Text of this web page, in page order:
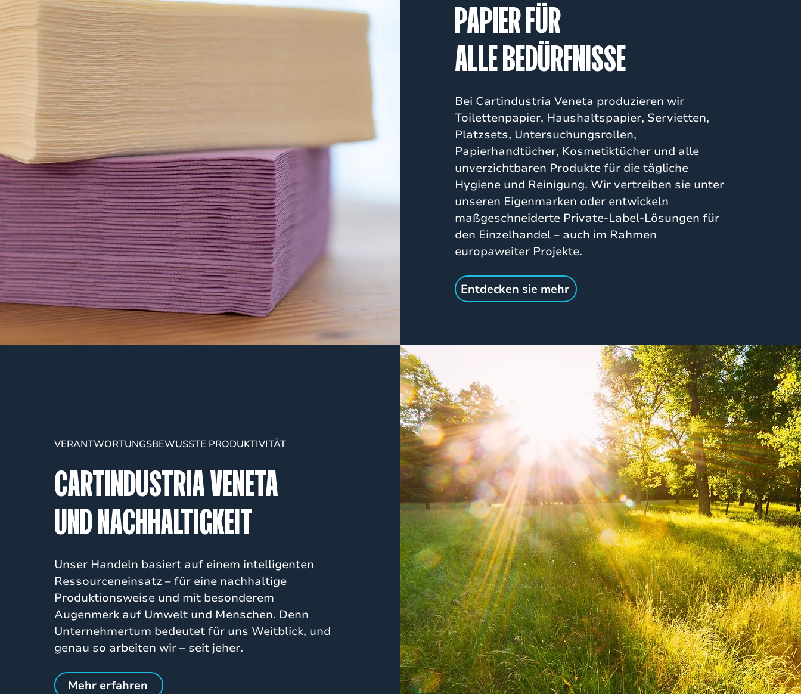
PAPIER FÜR
ALLE BEDÜRFNISSE
Bei Cartindustria Veneta produzieren wir
Toilettenpapier, Haushaltspapier, Servietten,
Platzsets, Untersuchungsrollen,
Papierhandtücher, Kosmetiktücher und alle
unverzichtbaren Produkte für die tägliche
Hygiene und Reinigung. Wir vertreiben sie unter
unseren Eigenmarken oder entwickeln
maßgeschneiderte Private-Label-Lösungen für
den Einzelhandel – auch im Rahmen
europaweiter Projekte.
Entdecken sie mehr
VERANTWORTUNGSBEWUSSTE PRODUKTIVITÄT
CARTINDUSTRIA VENETA
UND NACHHALTIGKEIT
Unser Handeln basiert auf einem intelligenten
Ressourceneinsatz – für eine nachhaltige
Produktionsweise und mit besonderem
Augenmerk auf Umwelt und Menschen. Denn
Unternehmertum bedeutet für uns Weitblick, und
genau so arbeiten wir – seit jeher.
Mehr erfahren